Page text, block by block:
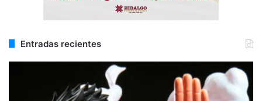
Entradas recientes